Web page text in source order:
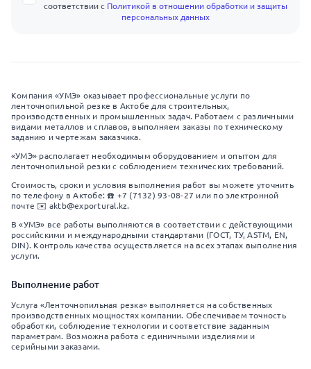
соответствии с Политикой в отношении обработки и защиты
персональных данных
Компания «УМЭ» оказывает профессиональные услуги по
ленточнопильной резке в Актобе для строительных,
производственных и промышленных задач. Работаем с различными
видами металлов и сплавов, выполняем заказы по техническому
заданию и чертежам заказчика.
«УМЭ» располагает необходимым оборудованием и опытом для
ленточнопильной резки с соблюдением технических требований.
Стоимость, сроки и условия выполнения работ вы можете уточнить
по телефону в Актобе: ☎️ +7 (7132) 93-08-27 или по электронной
почте ✉️ aktb@exportural.kz.
В «УМЭ» все работы выполняются в соответствии с действующими
российскими и международными стандартами (ГОСТ, ТУ, ASTM, EN,
DIN). Контроль качества осуществляется на всех этапах выполнения
услуги.
Выполнение работ
Услуга «Ленточнопильная резка» выполняется на собственных
производственных мощностях компании. Обеспечиваем точность
обработки, соблюдение технологии и соответствие заданным
параметрам. Возможна работа с единичными изделиями и
серийными заказами.